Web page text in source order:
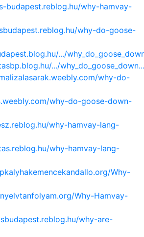
budapest.reblog.hu/why-hamvay-
why-do-goose-
.../
.../why_do_goose_down...
why-do-
why-do-goose-down-
why-hamvay-lang-
why-hamvay-lang-
Why-
Why-Hamvay-
why-are-